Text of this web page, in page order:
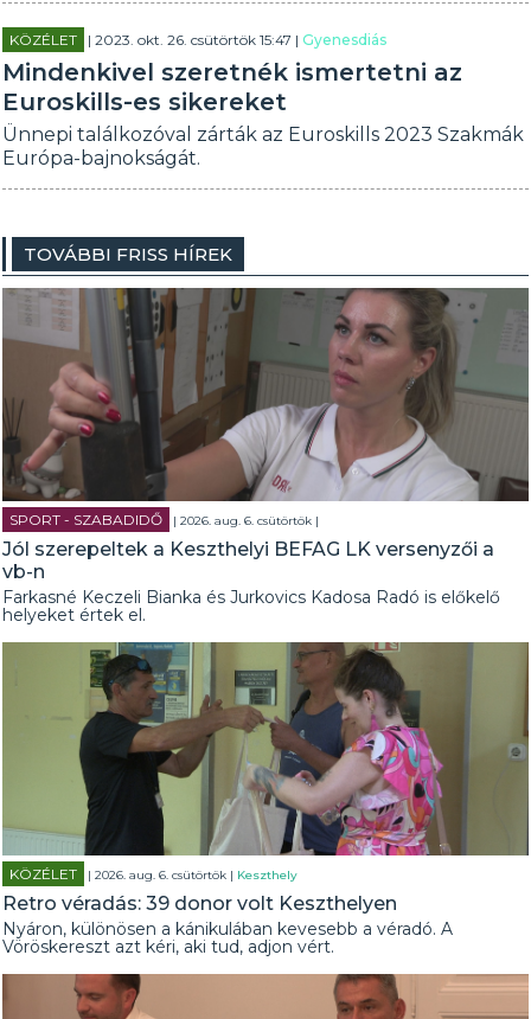
KÖZÉLET | 2023. okt. 26. csütörtök 15:47 |Gyenesdiás
Mindenkivel szeretnék ismertetni az
Euroskills-es sikereket
Ünnepi találkozóval zárták az Euroskills 2023 Szakmák
Európa-bajnokságát.
TOVÁBBI FRISS HÍREK
SPORT - SZABADIDŐ | 2026. aug. 6. csütörtök |
Jól szerepeltek a Keszthelyi BEFAG LK versenyzői a
vb-n
Farkasné Keczeli Bianka és Jurkovics Kadosa Radó is előkelő
helyeket értek el.
KÖZÉLET | 2026. aug. 6. csütörtök | Keszthely
Retro véradás: 39 donor volt Keszthelyen
Nyáron, különösen a kánikulában kevesebb a véradó. A
Vöröskereszt azt kéri, aki tud, adjon vért.